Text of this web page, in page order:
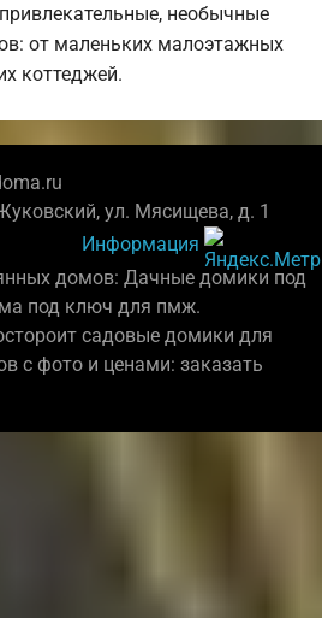
необычные
от маленьких малоэтажных
коттеджей.
ул. Мясищева, д. 1
Информация
домов: Дачные домики под
под ключ для пмж.
садовые домики для
с фото и ценами: заказать